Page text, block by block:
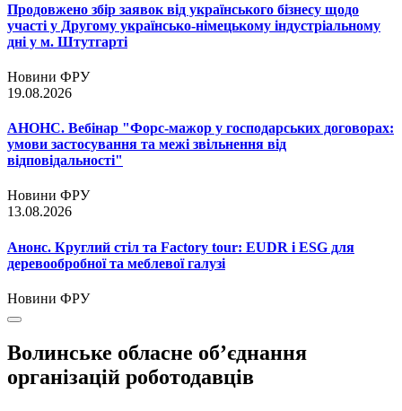
Продовжено збір заявок від українського бізнесу щодо
участі у Другому українсько-німецькому індустріальному
дні у м. Штутгарті
Новини ФРУ
19.08.2026
АНОНС. Вебінар "Форс-мажор у господарських договорах:
умови застосування та межі звільнення від
відповідальності"
Новини ФРУ
13.08.2026
Анонс. Круглий стіл та Factory tour: EUDR і ESG для
деревообробної та меблевої галузі
Новини ФРУ
Волинське обласне об’єднання
організацій роботодавців